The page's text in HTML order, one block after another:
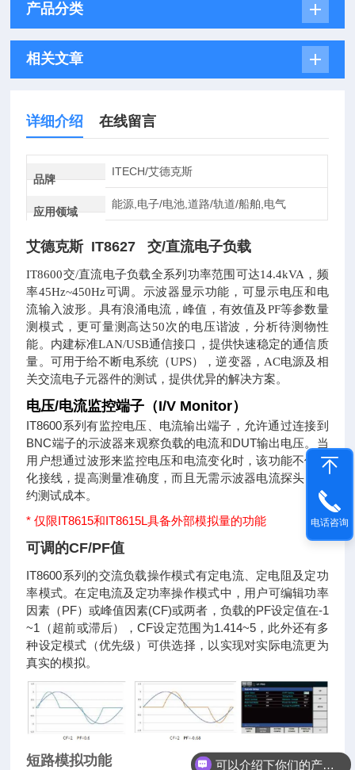
产品分类
相关文章
详细介绍 在线留言
品牌
ITECH/艾德克斯
应用领域
能源,电子/电池,道路/轨道/船舶,电气
艾德克斯 IT8627 交/直流电子负载
IT8600交/直流电子负载全系列功率范围可达14.4kVA，频
率45Hz~450Hz可调。示波器显示功能，可显示电压和电
流输入波形。具有浪涌电流，峰值，有效值及PF等参数量
测模式，更可量测高达50次的电压谐波，分析待测物性
能。内建标准LAN/USB通信接口，提供快速稳定的通信质
量。可用于给不断电系统（UPS），逆变器，AC电源及相
关交流电子元器件的测试，提供优异的解决方案。
电压/电流监控端子（I/V Monitor）
IT8600系列有监控电压、电流输出端子，允许通过连接到
BNC端子的示波器来观察负载的电流和DUT输出电压。当
用户想通过波形来监控电压和电流变化时，该功能不但简
化接线，提高测量准确度，而且无需示波器电流探头，节
约测试成本。
* 仅限IT8615和IT8615L具备外部模拟量的功能
可调的CF/PF值
IT8600系列的交流负载操作模式有定电流、定电阻及定功
率模式。在定电流及定功率操作模式中，用户可编辑功率
因素（PF）或峰值因素(CF)或两者，负载的PF设定值在-1
~1（超前或滞后），CF设定范围为1.414~5，此外还有多
种设定模式（优先级）可供选择，以实现对实际电流更为
真实的模拟。
短路模拟功能
电话咨询
可以介绍下你们的产品么